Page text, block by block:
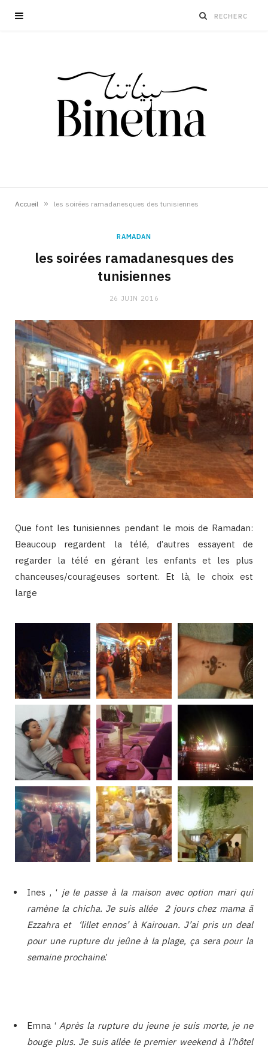
Accueil » les soirées ramadanesques des tunisiennes
RAMADAN
les soirées ramadanesques des
tunisiennes
26 JUIN 2016
Que font les tunisiennes pendant le mois de Ramadan:
Beaucoup regardent la télé, d’autres essayent de
regarder la télé en gérant les enfants et les plus
chanceuses/courageuses sortent. Et là, le choix est
large
Ines , ‘ je le passe à la maison avec option mari qui
ramène la chicha. Je suis allée 2 jours chez mama ā
Ezzahra et ‘lillet ennos’ à Kairouan. J’ai pris un deal
pour une rupture du jeûne à la plage, ça sera pour la
semaine prochaine.’
Emna ‘Après la rupture du jeune je suis morte, je ne
bouge plus. Je suis allée le premier weekend à l’hôtel